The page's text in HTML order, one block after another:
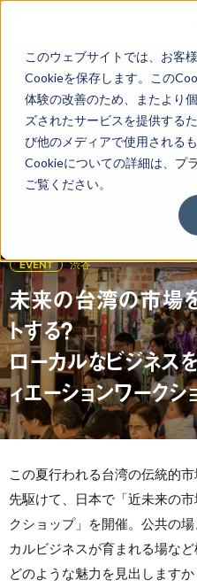
このウェブサイトでは、お客
Cookieを保存します。この
体験の改善のため、またより
ズされたサービスを提供する
び他のメディアで使用される
Cookieについての詳細は、 プ
ご覧ください。
EVENT 渋谷
未来の台湾の市場
トする？
ローカルなビジネス
ィエーションワークシ
この夏行われる台湾の伝統的
先駆けて、日本で「近未来の
クショップ」を開催。公共の
カルビジネスが育まれる場な
どのような魅力を見出しますか